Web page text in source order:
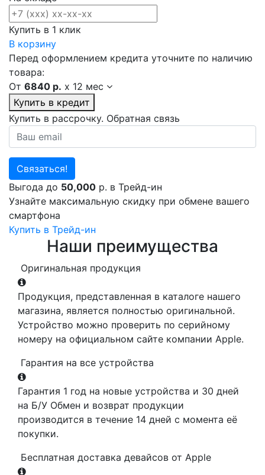
Купить в 1 клик
В корзину
Перед оформлением кредита уточните по наличию
товара:
От 6840 р. x 12 мес
Купить в кредит
Купить в рассрочку. Обратная связь
Связаться!
Выгода до 50,000 р. в Трейд-ин
Узнайте максимальную скидку при обмене вашего
смартфона
Купить в Трейд-ин
Наши преимущества
Оригинальная продукция
Продукция, представленная в каталоге нашего
магазина, является полностью оригинальной.
Устройство можно проверить по серийному
номеру на официальном сайте компании Apple.
Гарантия на все устройства
Гарантия 1 год на новые устройства и 30 дней
на Б/У Обмен и возврат продукции
производится в течение 14 дней с момента её
покупки.
Бесплатная доставка девайсов от Apple